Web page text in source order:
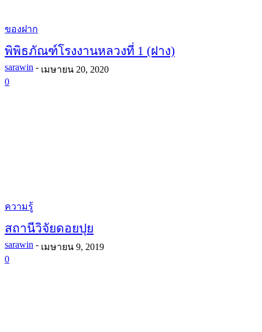
ของฝาก
พิพิธภัณฑ์โรงงานหลวงที่ 1 (ฝาง)
sarawin - เมษายน 20, 2020
0
ความรู้
สถานีวิจัยดอยปุย
sarawin - เมษายน 9, 2019
0